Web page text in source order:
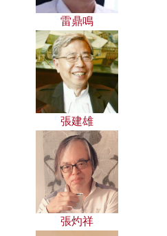
雷鼎鳴
張建雄
張灼祥